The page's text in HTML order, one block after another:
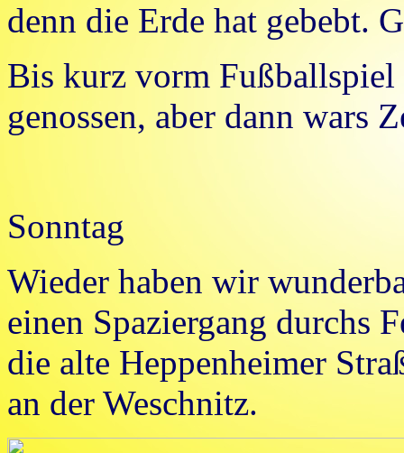
denn die Erde hat gebebt.
Bis kurz vorm Fußballspiel
genossen, aber dann wars
Sonntag
Wieder haben wir
einen Spaziergang durchs
die alte Heppenheimer
an der Weschnitz.